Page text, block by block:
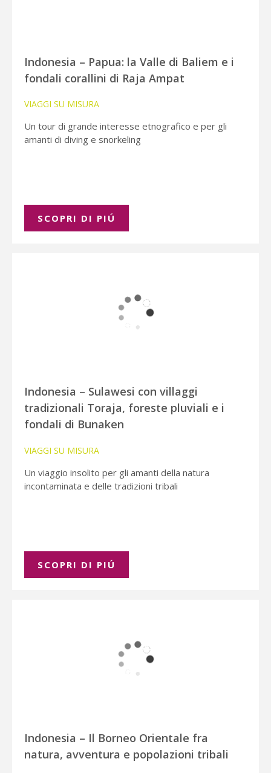
Indonesia – Papua: la Valle di Baliem e i
fondali corallini di Raja Ampat
VIAGGI SU MISURA
Un tour di grande interesse etnografico e per gli
amanti di diving e snorkeling
SCOPRI DI PIÚ
Indonesia – Sulawesi con villaggi
tradizionali Toraja, foreste pluviali e i
fondali di Bunaken
VIAGGI SU MISURA
Un viaggio insolito per gli amanti della natura
incontaminata e delle tradizioni tribali
SCOPRI DI PIÚ
Indonesia – Il Borneo Orientale fra
natura, avventura e popolazioni tribali